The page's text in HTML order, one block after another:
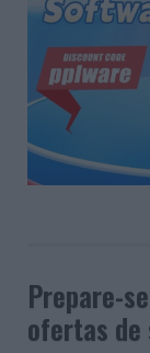
Prepare-
ofertas de